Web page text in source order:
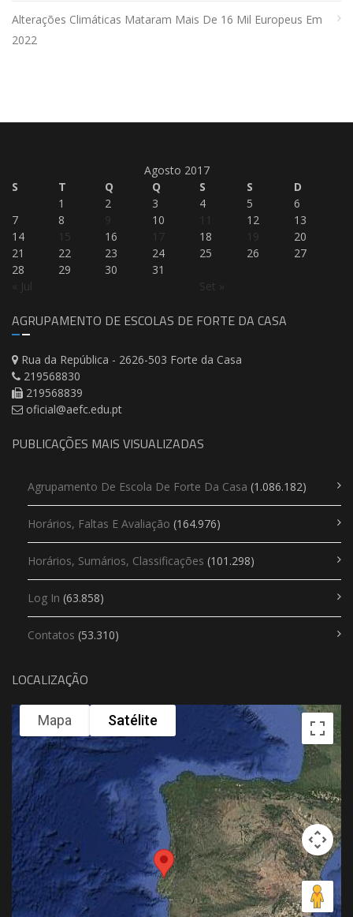
Alterações Climáticas Mataram Mais De 16 Mil Europeus Em
2022
Agosto 2017
S
T Q Q S S D
« Jul Set »
1 2 3 4 5
6
7
8 9 10 11 12
13
14
15 16 17 18 19
20
21
22 23 24 25 26
27
28
29 30 31
AGRUPAMENTO DE ESCOLAS DE FORTE DA CASA
Rua da República - 2626-503 Forte da Casa
219568830
219568839
oficial@aefc.edu.pt
PUBLICAÇÕES MAIS VISUALIZADAS
Agrupamento De Escola De Forte Da Casa (1.086.182)
Horários, Faltas E Avaliação (164.976)
Horários, Sumários, Classificações (101.298)
Log In (63.858)
Contatos (53.310)
LOCALIZAÇÃO
Mapa Satélite